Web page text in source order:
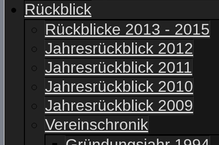
Rückblick
Rückblicke 2013 - 2015
Jahresrückblick 2012
Jahresrückblick 2011
Jahresrückblick 2010
Jahresrückblick 2009
Vereinschronik